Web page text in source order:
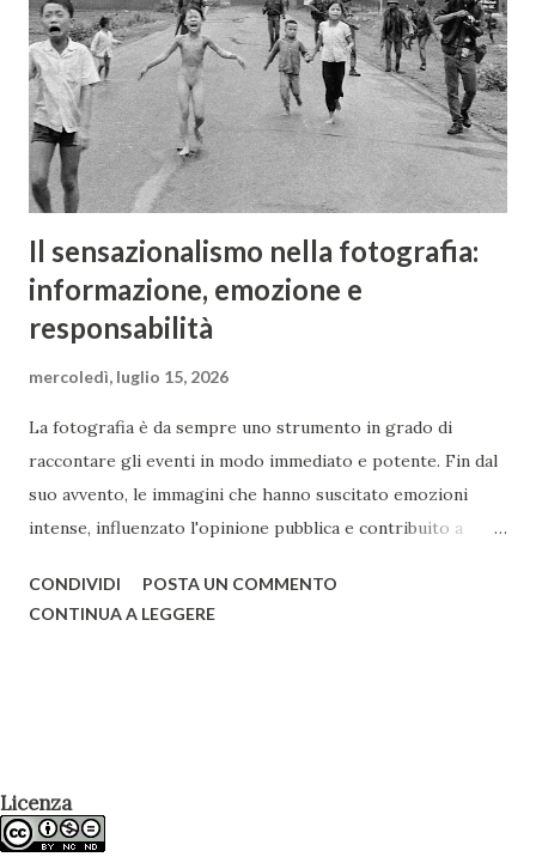
amanti del bokeh, anche per via del diaframma con 13
lamelle (nelle versioni successive verranno diminuite). Le
differenze tra i vari Helios 44 successivi, identificati da
lettere e numeri...
Il sensazionalismo nella fotografia:
informazione, emozione e
responsabilità
mercoledì, luglio 15, 2026
La fotografia è da sempre uno strumento in grado di
raccontare gli eventi in modo immediato e potente. Fin dal
suo avvento, le immagini che hanno suscitato emozioni
intense, influenzato l'opinione pubblica e contribuito a
susseguite senza sosta. Le reazioni emotive del pubblico
enfatizzare gli aspetti più drammatici, scioccanti o
spettacolari, sfruttando le reazioni del pubblico per
CONDIVIDI
POSTA UN COMMENTO
CONTINUA A LEGGERE
Licenza